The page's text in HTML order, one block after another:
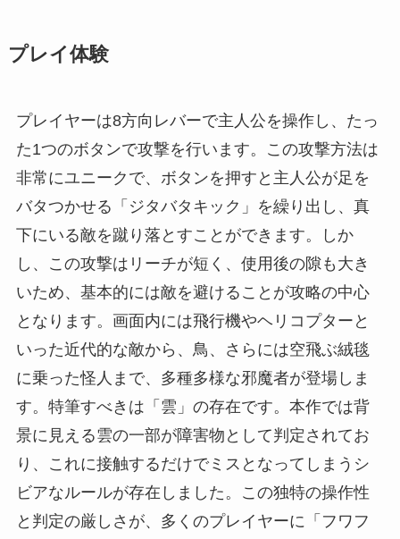
プレイ体験
プレイヤーは8方向レバーで主人公を操作し、たっ
た1つのボタンで攻撃を行います。この攻撃方法は
非常にユニークで、ボタンを押すと主人公が足を
バタつかせる「ジタバタキック」を繰り出し、真
下にいる敵を蹴り落とすことができます。しか
し、この攻撃はリーチが短く、使用後の隙も大き
いため、基本的には敵を避けることが攻略の中心
となります。画面内には飛行機やヘリコプターと
いった近代的な敵から、鳥、さらには空飛ぶ絨毯
に乗った怪人まで、多種多様な邪魔者が登場しま
す。特筆すべきは「雲」の存在です。本作では背
景に見える雲の一部が障害物として判定されてお
り、これに接触するだけでミスとなってしまうシ
ビアなルールが存在しました。この独特の操作性
と判定の厳しさが、多くのプレイヤーに「フワフ